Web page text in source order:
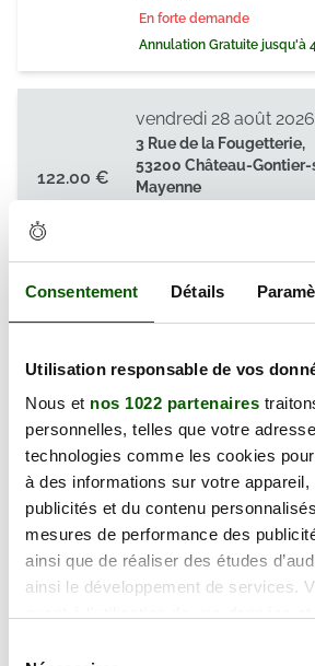
Consentement Détails
Utilisation responsable de vos
Nous et nos 1022 partenaires
personnelles, telles que votre
technologies comme les cookies
à des informations sur votre appareil,
publicités et du contenu
mesures de performance des
ainsi que de réaliser des études
ainsi le développement de services.
En forte demande
Annulation Gratuite jusqu'à
122.00 €
3 Rue de la Fougetterie,
53200 Château-
Mayenne
vendredi 28 août 2026
122.00 €
53200 Château-Gontier-
Mayenne
En forte demande
Annulation Gratuite jusqu'à
122.00 €
3 Rue de la Fougetterie,
53200 Château-
Mayenne
mercredi 02